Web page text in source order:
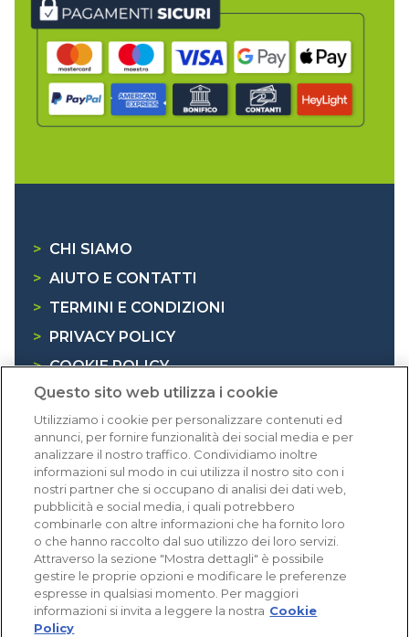
> CHI SIAMO
> AIUTO E CONTATTI
> TERMINI E CONDIZIONI
>
PRIVACY POLICY
> COOKIE POLICY
> INFORMATIVA RAEE
Dicono di noi
1.640 recensioni
Eccellente (4,8)
Acquisti verificati
Questo sito web utilizza i cookie
Utilizziamo i cookie per personalizzare contenuti ed
annunci, per fornire funzionalità dei social media e per
analizzare il nostro traffico. Condividiamo inoltre
informazioni sul modo in cui utilizza il nostro sito con i
nostri partner che si occupano di analisi dei dati web,
pubblicità e social media, i quali potrebbero
combinarle con altre informazioni che ha fornito loro
o che hanno raccolto dal suo utilizzo dei loro servizi.
Attraverso la sezione "Mostra dettagli" è possibile
gestire le proprie opzioni e modificare le preferenze
espresse in qualsiasi momento. Per maggiori
informazioni si invita a leggere la nostra Cookie
Policy